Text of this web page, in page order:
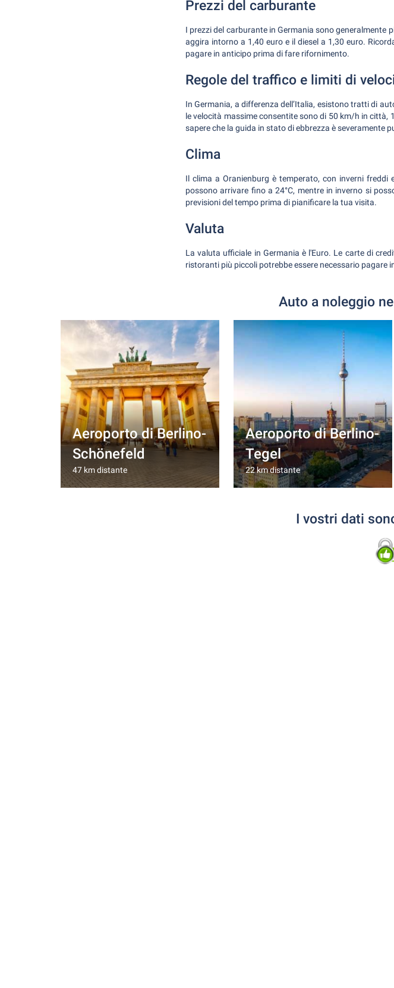
Prezzi del carburante
I prezzi del carburante in Germania sono generalmente
aggira intorno a 1,40 euro e il diesel a 1,30 euro.
pagare in anticipo prima di fare rifornimento.
Regole del traffico e limiti di
In Germania, a differenza dell’Italia, esistono tratti di
le velocità massime consentite sono di 50 km/h in
sapere che la guida in stato di ebbrezza è severamente
Clima
Il clima a Oranienburg è temperato, con inverni
possono arrivare fino a 24°C, mentre in inverno si
previsioni del tempo prima di pianificare la tua visita.
Valuta
La valuta ufficiale in Germania è l'Euro. Le carte di
ristoranti più piccoli potrebbe essere necessario pagare
Auto a noleggio
Aeroporto di Berlino-
Schönefeld
47 km distante
Aeroporto di Berlino-
Tegel
22 km distante
I vostri dati